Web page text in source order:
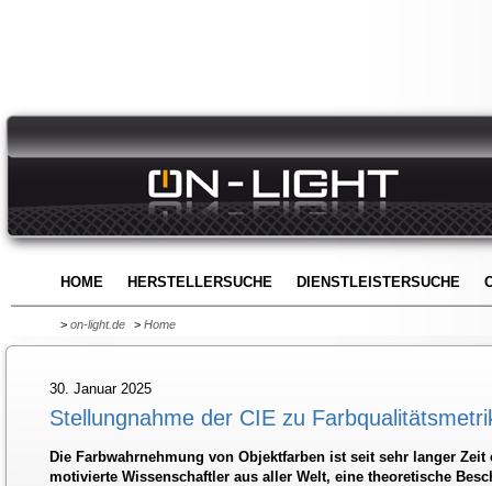
HOME HERSTELLERSUCHE DIENSTLEISTERSUCHE
> on-light.de > Home
30. Januar 2025
Stellungnahme der CIE zu
Die Farbwahrnehmung von Objektfarben ist seit sehr langer Zeit
motivierte Wissenschaftler aus aller Welt, eine theoretische